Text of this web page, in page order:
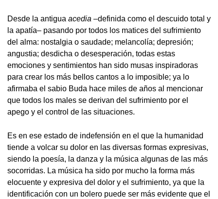
Desde la antigua acedia ­­–definida como el descuido total y
la apatía– pasando por todos los matices del sufrimiento
del alma: nostalgia o saudade; melancolía; depresión;
angustia; desdicha o desesperación, todas estas
emociones y sentimientos han sido musas inspiradoras
para crear los más bellos cantos a lo imposible; ya lo
afirmaba el sabio Buda hace miles de años al mencionar
que todos los males se derivan del sufrimiento por el
apego y el control de las situaciones.
Es en ese estado de indefensión en el que la humanidad
tiende a volcar su dolor en las diversas formas expresivas,
siendo la poesía, la danza y la música algunas de las más
socorridas. La música ha sido por mucho la forma más
elocuente y expresiva del dolor y el sufrimiento, ya que la
identificación con un bolero puede ser más evidente que el